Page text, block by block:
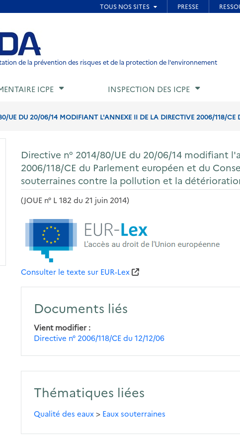
de page
de la prévention des risques et de la protection de l'environnement
ICPE INSPECTION DES ICPE
UE DU 20/06/14 MODIFIANT L'ANNEXE II DE LA DIRECTIVE 2006/118/CE
Directive n° 2014/80/UE du 20/06/14 modifiant
2006/118/CE du Parlement européen et du
souterraines contre la pollution et la
(JOUE n° L 182 du 21 juin 2014)
Consulter le texte sur EUR-Lex
Documents liés
Vient modifier
Directive n° 2006/118/CE du 12/12/06
Thématiques liées
Qualité des eaux> Eaux souterraines